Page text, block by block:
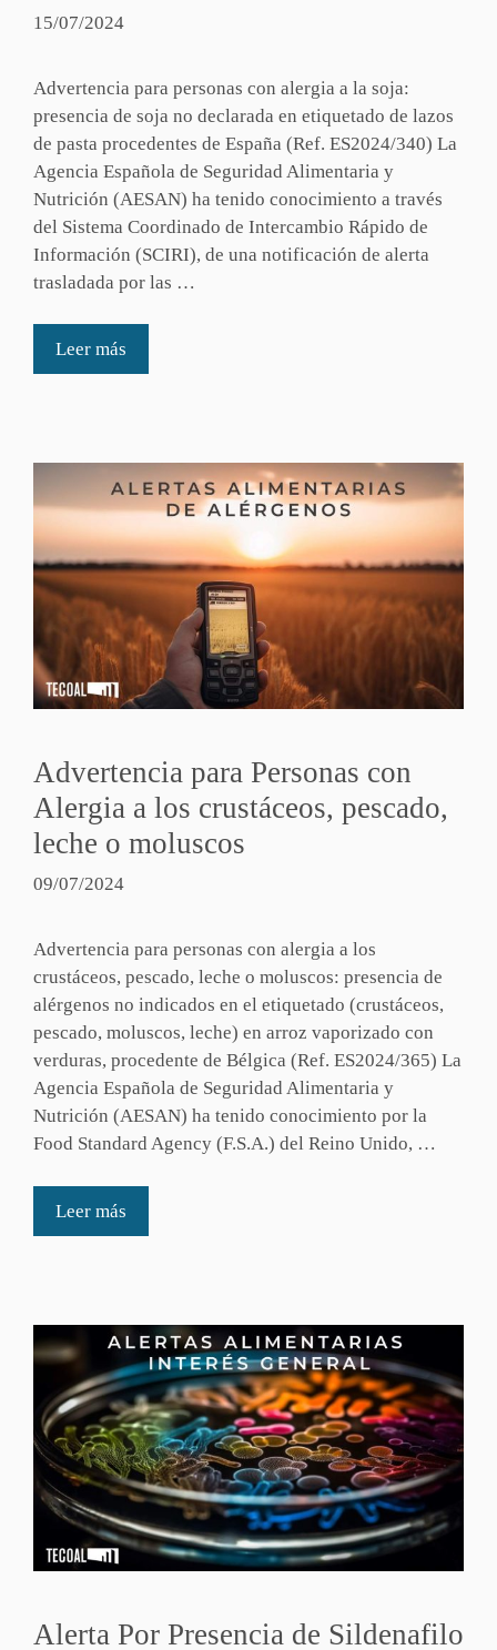
15/07/2024
Advertencia para personas con alergia a la soja:
presencia de soja no declarada en etiquetado de lazos
de pasta procedentes de España (Ref. ES2024/340) La
Agencia Española de Seguridad Alimentaria y
Nutrición (AESAN) ha tenido conocimiento a través
del Sistema Coordinado de Intercambio Rápido de
Información (SCIRI), de una notificación de alerta
trasladada por las …
Leer más
Advertencia para Personas con
Alergia a los crustáceos, pescado,
leche o moluscos
09/07/2024
Advertencia para personas con alergia a los
crustáceos, pescado, leche o moluscos: presencia de
alérgenos no indicados en el etiquetado (crustáceos,
pescado, moluscos, leche) en arroz vaporizado con
verduras, procedente de Bélgica (Ref. ES2024/365) La
Agencia Española de Seguridad Alimentaria y
Nutrición (AESAN) ha tenido conocimiento por la
Food Standard Agency (F.S.A.) del Reino Unido, …
Leer más
Alerta Por Presencia de Sildenafilo